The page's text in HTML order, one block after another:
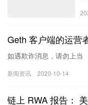
Geth 客户端的运营
如遇欺诈消息，请勿上当
新闻资讯 2020-10-14
链上 RWA 报告：